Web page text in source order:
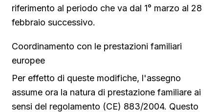
riferimento al periodo che va dal 1° marzo al 28
febbraio successivo.
Coordinamento con le prestazioni familiari
europee
Per effetto di queste modifiche, l'assegno
assume ora la natura di prestazione familiare ai
sensi del regolamento (CE) 883/2004. Questo